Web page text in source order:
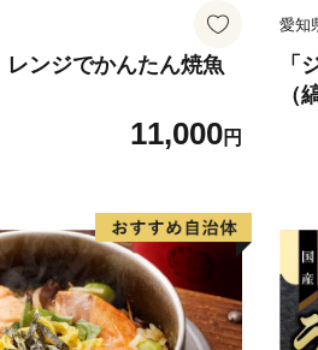
レンジでかんたん焼魚
11,000円
愛知
「
（